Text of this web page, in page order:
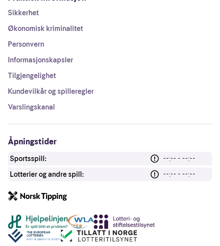
Sikkerhet
Økonomisk kriminalitet
Personvern
Informasjonskapsler
Tilgjengelighet
Kundevilkår og spilleregler
Varslingskanal
Åpningstider
Sportsspill:
--:-- - --:--
Lotterier og andre spill:
--:-- - --:--
Andre lenker